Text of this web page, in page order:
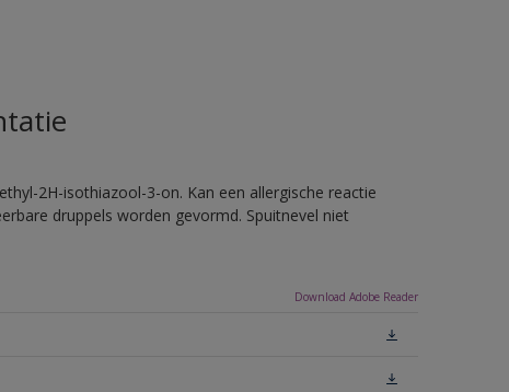
2H-isothiazool-3-on. Kan een allergische reactie
druppels worden gevormd. Spuitnevel niet
Download Adobe Reader